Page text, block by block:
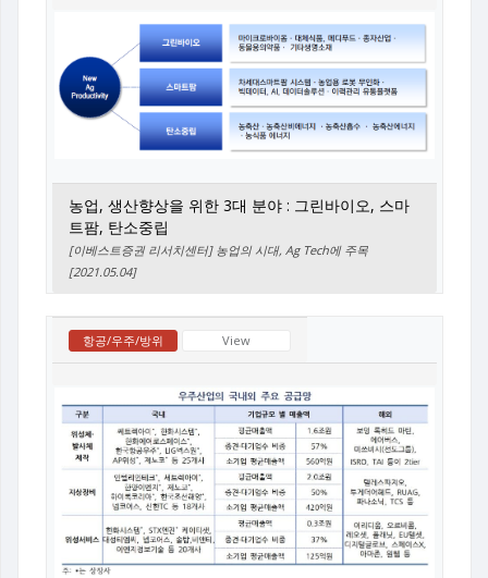
농업, 생산향상을 위한 3대 분야 : 그린바이오, 스마
트팜, 탄소중립
[이베스트증권 리서치센터] 농업의 시대, Ag Tech에 주목
[2021.05.04]
항공/우주/방위 View